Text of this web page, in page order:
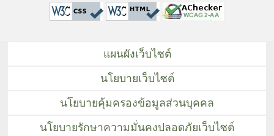
แผนผังเว็บไซต์
นโยบายเว็บไซต์
นโยบายคุ้มครองข้อมูลส่วนบุคคล
นโยบายรักษาความมั่นคงปลอดภัยเว็บไซต์